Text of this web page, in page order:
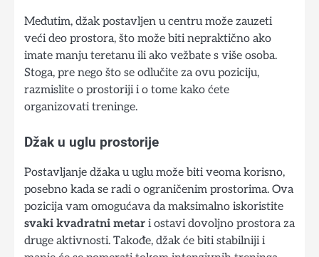
Međutim, džak postavljen u centru može zauzeti
veći deo prostora, što može biti nepraktično ako
imate manju teretanu ili ako vežbate s više osoba.
Stoga, pre nego što se odlučite za ovu poziciju,
razmislite o prostoriji i o tome kako ćete
organizovati treninge.
Džak u uglu prostorije
Postavljanje džaka u uglu može biti veoma korisno,
posebno kada se radi o ograničenim prostorima. Ova
pozicija vam omogućava da maksimalno iskoristite
svaki kvadratni metar i ostavi dovoljno prostora za
druge aktivnosti. Takođe, džak će biti stabilniji i